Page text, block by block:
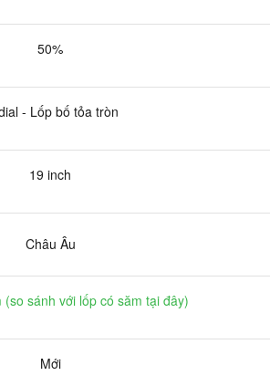
50%
- Lốp bố tỏa tròn
19 inch
Châu Âu
(so sánh với lốp có săm tại đây)
Mới